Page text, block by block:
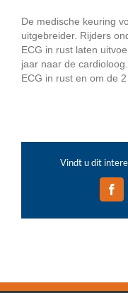
De medische keuring
uitgebreider. Rijders
ECG in rust laten
jaar naar de
ECG in rust en om de
Vindt u dit